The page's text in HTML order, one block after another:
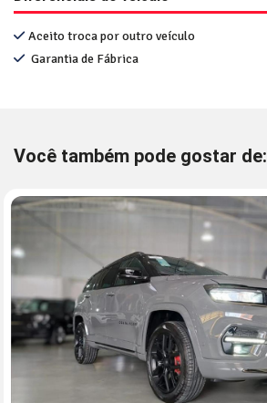
Aceito troca por outro veículo
Garantia de Fábrica
Você também pode gostar de: